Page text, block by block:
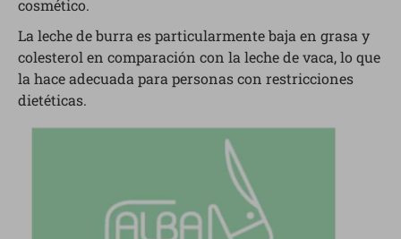
cosmético.
La leche de burra es particularmente baja en grasa y
colesterol en comparación con la leche de vaca, lo que
la hace adecuada para personas con restricciones
dietéticas.